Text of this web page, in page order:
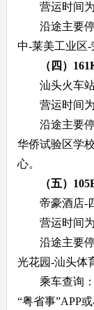
营运时间为
沿途主要停
中-莱美工业区-
（四）
汕头火车站-
营运时间为
沿途主要停
华侨试验区学
心。
（五）
帝豪酒店-四
营运时间为
沿途主要停
光花园-汕头体
乘车查询：
“粤省事”APP